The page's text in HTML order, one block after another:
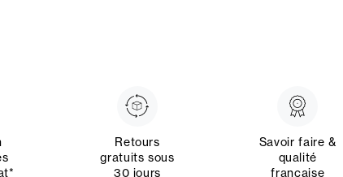
Retours
gratuits sous
30 jours
Savoir faire &
qualité
française